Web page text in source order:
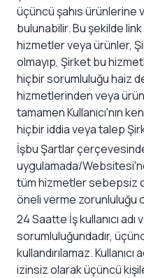
üçüncü şahıs ürünlerine
bulunabilir. Bu şekilde
hizmetler veya ürünler,
olmayıp, Şirket bu
hiçbir sorumluluğu haiz
hizmetlerinden veya
tamamen Kullanıcı'nın
hiçbir iddia veya talep
İşbu Şartlar
uygulamada/
tüm hizmetler sebepsiz
öneli verme zorunluluğu
24 Saatte İş kullanıcı adı
sorumluluğundadır,
kullandırılamaz.
izinsiz olarak üçüncü